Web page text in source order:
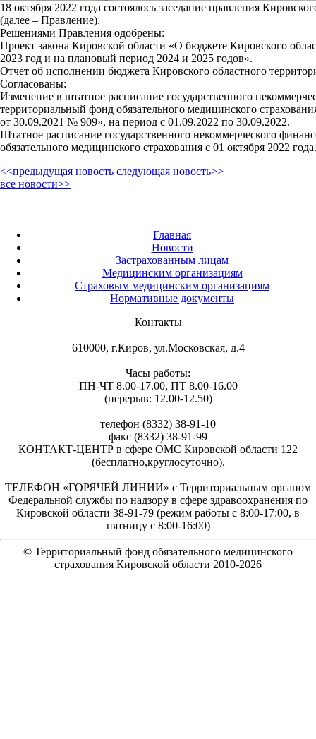
18 октября 2022 года состоялось заседание правления
(далее – Правление).
Решениями Правления одобрены:
Проект закона Кировской области «О бюджете Кировского
2023 год и на плановый период 2024 и 2025 годов».
Отчет об исполнении бюджета Кировского областного
Согласованы:
Изменение в штатное расписание государственного
территориальный фонд обязательного медицинского
от 30.09.2021 № 909», на период с 01.09.2022 по 30.09.2022.
Штатное расписание государственного некоммерческого
обязательного медицинского страхования с 01 октября 2022 года.
<<предыдущая новость следующая новость>>
все новости>>
Главная
Новости
Застрахованным лицам
Медицинским организациям
Страховым медицинским организациям
Нормативные документы
Контакты
610000, г.Киров, ул.Московская, д.4
Часы работы:
ПН-ЧТ 8.00-17.00, ПТ 8.00-16.00
(перерыв: 12.00-12.50)
телефон (8332) 38-91-10
факс (8332) 38-91-99
КОНТАКТ-ЦЕНТР в сфере ОМС Кировской области 122
(бесплатно,круглосуточно).
ТЕЛЕФОН «ГОРЯЧЕЙ ЛИНИИ» с Территориальным органом
Федеральной службы по надзору в сфере здравоохранения по
Кировской области 38-91-79 (режим работы с 8:00-17:00, в
пятницу с 8:00-16:00)
© Территориальный фонд обязательного медицинского
страхования Кировской области 2010-2026